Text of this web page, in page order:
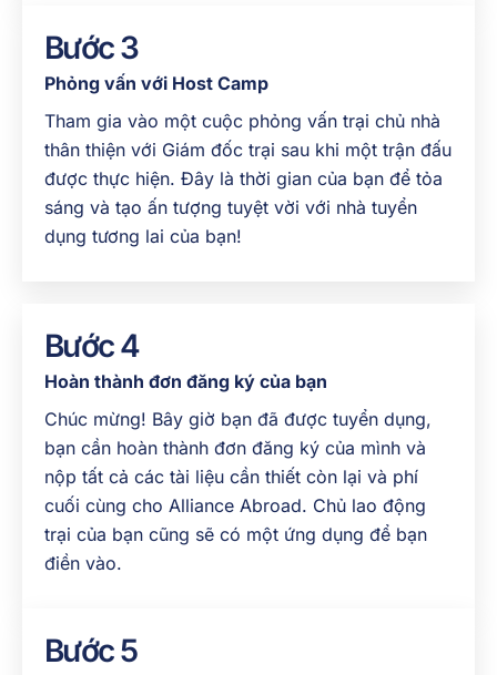
Bước 3
Phỏng vấn với Host Camp
Tham gia vào một cuộc phỏng vấn trại chủ nhà
thân thiện với Giám đốc trại sau khi một trận đấu
được thực hiện. Đây là thời gian của bạn để tỏa
sáng và tạo ấn tượng tuyệt vời với nhà tuyển
dụng tương lai của bạn!
Bước 4
Hoàn thành đơn đăng ký của bạn
Chúc mừng! Bây giờ bạn đã được tuyển dụng,
bạn cần hoàn thành đơn đăng ký của mình và
nộp tất cả các tài liệu cần thiết còn lại và phí
cuối cùng cho Alliance Abroad. Chủ lao động
trại của bạn cũng sẽ có một ứng dụng để bạn
điền vào.
Bước 5